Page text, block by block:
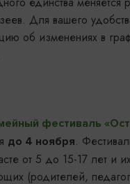
Для вашего
об изменениях в
фестиваль
до 4 ноября.
от 5 до 15-17 лет и их
(родителей,